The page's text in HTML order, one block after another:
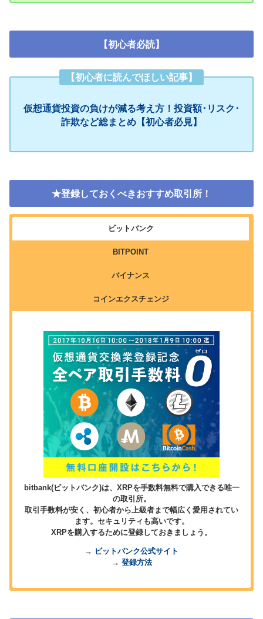
【初心者必読】
【初心者に読んでほしい記事】
仮想通貨投資の負けが減る考え方！投資額･リスク･
詐欺など総まとめ【初心者必見】
★登録しておくべきおすすめ取引所！
ビットバンク
BITPOINT
バイナンス
コインエクスチェンジ
bitbank(ビットバンク)は、XRPを手数料無料で購入できる唯一
の取引所。
取引手数料が安く、初心者から上級者まで幅広く愛用されてい
ます。セキュリティも高いです。
XRPを購入するために登録しておきましょう。
→ ビットバンク公式サイト
→ 登録方法